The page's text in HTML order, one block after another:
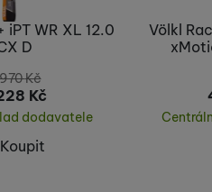
iPT WR XL 12.0
D
Kč
Kč
dodavatele
Koupit
Völkl